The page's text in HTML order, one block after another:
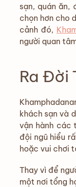
sạn, quán ăn,
chọn hơn cho
cảnh đó,
người quan
Ra Đời
khách sạn và
vận hành các
đội ngũ hiểu
hoặc vui chơi
Thay vì để
một nơi tổng